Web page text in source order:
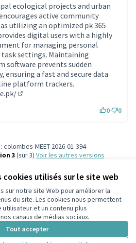
utilisés sur le site web
sur notre site Web pour améliorer la
du site. Les cookies nous permettent
et un contenu plus
canaux de médias sociaux.
Tout accepter
ecological projects and urban
active community
utilizing an optimized pk 365
digital users with a highly
for managing personal
settings. Maintaining
software prevents sudden
ensuring a fast and secure data
platform trackers.
0 0
colombes-MEET-2026-01-394
3 (sur 3)
voir les autres versions
Facebook